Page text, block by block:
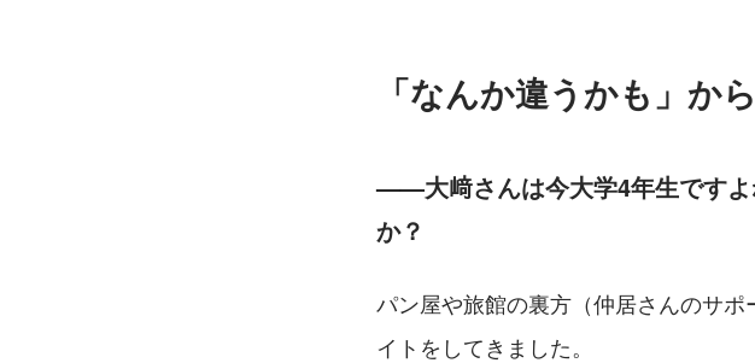
「なんか違うかも」か
——大﨑さんは今大学4年生ですよ
か？
パン屋や旅館の裏方（仲居さんのサ
イトをしてきました。